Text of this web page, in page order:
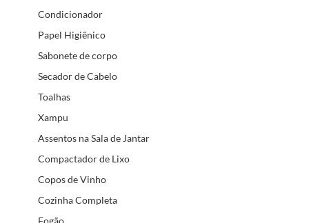
Condicionador
Papel Higiênico
Sabonete de corpo
Secador de Cabelo
Toalhas
Xampu
Assentos na Sala de Jantar
Compactador de Lixo
Copos de Vinho
Cozinha Completa
Fogão